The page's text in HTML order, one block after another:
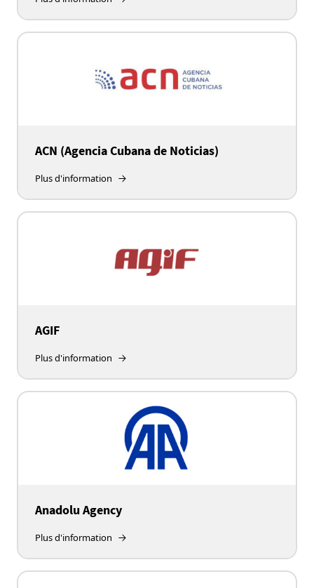
ACN (Agencia Cubana de Noticias)
Plus d'information
AGIF
Plus d'information
Anadolu Agency
Plus d'information